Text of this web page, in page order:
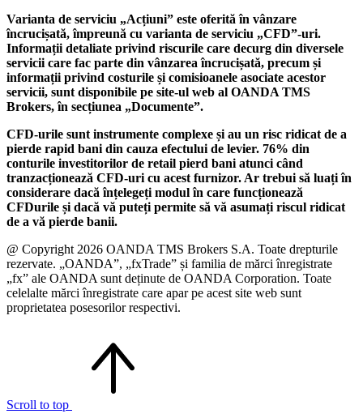
Varianta de serviciu „Acțiuni” este oferită în vânzare
încrucișată, împreună cu varianta de serviciu „CFD”-uri.
Informații detaliate privind riscurile care decurg din diversele
servicii care fac parte din vânzarea încrucișată, precum și
informații privind costurile și comisioanele asociate acestor
servicii, sunt disponibile pe site-ul web al OANDA TMS
Brokers, în secțiunea „Documente”.
CFD-urile sunt instrumente complexe și au un risc ridicat de a
pierde rapid bani din cauza efectului de levier. 76% din
conturile investitorilor de retail pierd bani atunci când
tranzacționează CFD-uri cu acest furnizor. Ar trebui să luați în
considerare dacă înțelegeți modul în care funcționează
CFDurile și dacă vă puteți permite să vă asumați riscul ridicat
de a vă pierde banii.
@ Copyright 2026 OANDA TMS Brokers S.A. Toate drepturile
rezervate. „OANDA”, „fxTrade” și familia de mărci înregistrate
„fx” ale OANDA sunt deținute de OANDA Corporation. Toate
celelalte mărci înregistrate care apar pe acest site web sunt
proprietatea posesorilor respectivi.
Scroll to top